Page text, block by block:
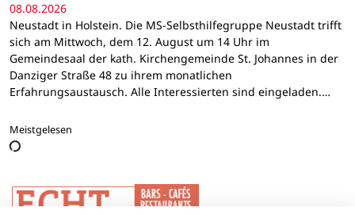
08.08.2026
Neustadt in Holstein. Die MS-Selbsthilfegruppe Neustadt trifft
sich am Mittwoch, dem 12. August um 14 Uhr im
Gemeindesaal der kath. Kirchengemeinde St. Johannes in der
Danziger Straße 48 zu ihrem monatlichen
Erfahrungsaustausch. Alle Interessierten sind eingeladen.…
Meistgelesen